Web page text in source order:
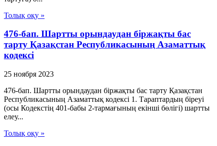
Толық оқу »
476-бап. Шартты орындаудан бiржақты бас
тарту Қазақстан Республикасының Азаматтық
кодексi
25 ноября 2023
476-бап. Шартты орындаудан бiржақты бас тарту Қазақстан
Республикасының Азаматтық кодексi 1. Тараптардың бiреуi
(осы Кодекстiң 401-бабы 2-тармағының екiншi бөлiгi) шартты
елеу...
Толық оқу »